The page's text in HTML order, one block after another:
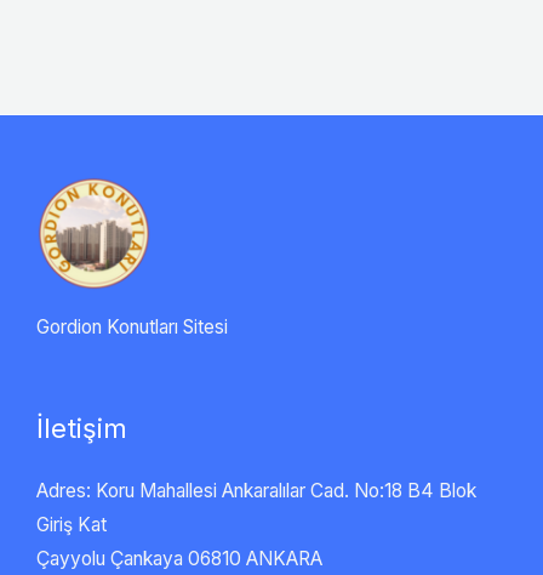
Gordion Konutları Sitesi
İletişim
Adres: Koru Mahallesi Ankaralılar Cad. No:18 B4 Blok
Giriş Kat
Çayyolu Çankaya 06810 ANKARA